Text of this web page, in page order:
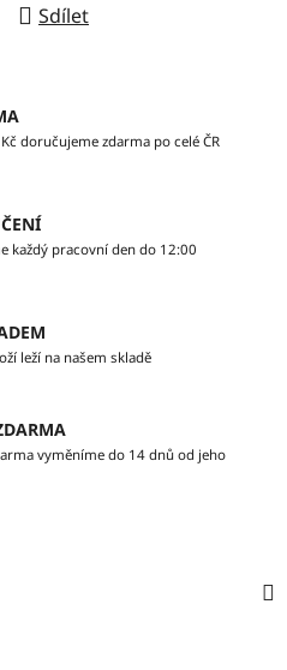
Sdílet
doručujeme zdarma po celé ČR
každý pracovní den do 12:00
leží na našem skladě
vyměníme do 14 dnů od jeho